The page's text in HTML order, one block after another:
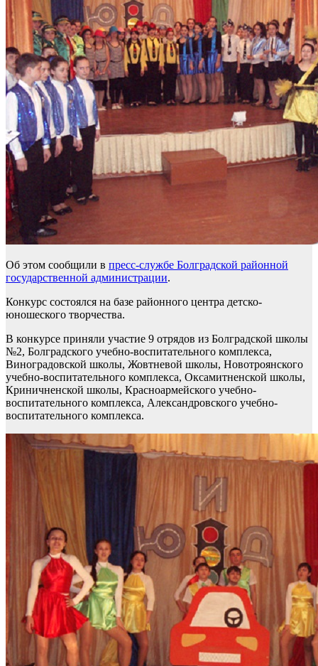
Об этом сообщили в пресс-службе Болградской районной
государственной администрации.
Конкурс состоялся на базе районного центра детско-
юношеского творчества.
В конкурсе приняли участие 9 отрядов из Болградской школы
№2, Болградского учебно-воспитательного комплекса,
Виноградовской школы, Жовтневой школы, Новотроянского
учебно-воспитательного комплекса, Оксамитненской школы,
Криничненской школы, Красноармейского учебно-
воспитательного комплекса, Александровского учебно-
воспитательного комплекса.